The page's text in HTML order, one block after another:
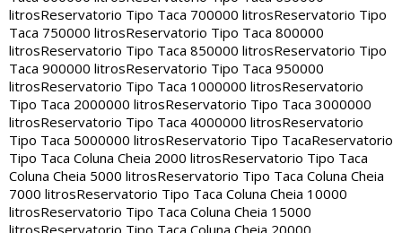
litrosReservatorio Tipo Taca 700000 litrosReservatorio Tipo
Taca 750000 litrosReservatorio Tipo Taca 800000
litrosReservatorio Tipo Taca 850000 litrosReservatorio Tipo
Taca 900000 litrosReservatorio Tipo Taca 950000
litrosReservatorio Tipo Taca 1000000 litrosReservatorio
Tipo Taca 2000000 litrosReservatorio Tipo Taca 3000000
litrosReservatorio Tipo Taca 4000000 litrosReservatorio
Tipo Taca 5000000 litrosReservatorio Tipo TacaReservatorio
Tipo Taca Coluna Cheia 2000 litrosReservatorio Tipo Taca
Coluna Cheia 5000 litrosReservatorio Tipo Taca Coluna Cheia
7000 litrosReservatorio Tipo Taca Coluna Cheia 10000
litrosReservatorio Tipo Taca Coluna Cheia 15000